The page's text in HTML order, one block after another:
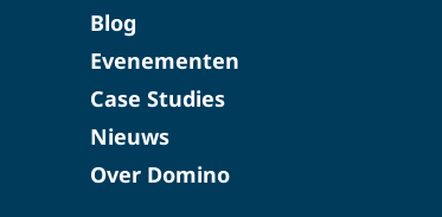
Blog
Evenementen
Case Studies
Nieuws
Over Domino